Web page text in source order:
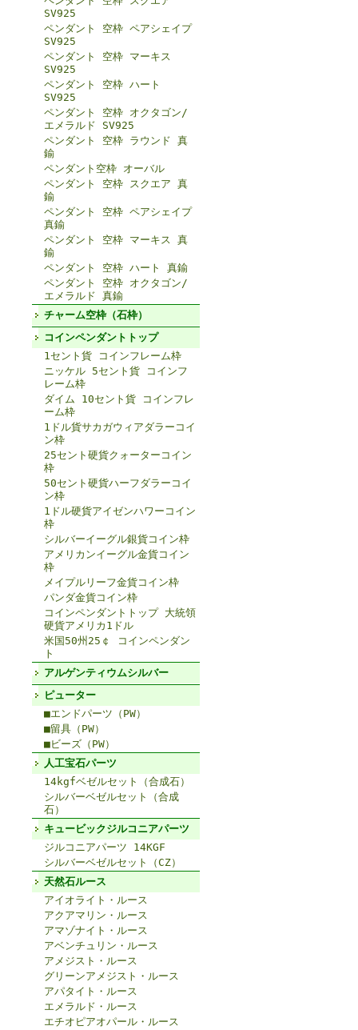
SV925
ペンダント 空枠 ペアシェイプ
SV925
ペンダント 空枠 マーキス
SV925
ペンダント 空枠 ハート
SV925
ペンダント 空枠 オクタゴン/
エメラルド SV925
ペンダント 空枠 ラウンド 真
鍮
ペンダント空枠 オーバル
ペンダント 空枠 スクエア 真
鍮
ペンダント 空枠 ペアシェイプ
真鍮
ペンダント 空枠 マーキス 真
鍮
ペンダント 空枠 ハート 真鍮
ペンダント 空枠 オクタゴン/
エメラルド 真鍮
チャーム空枠（石枠）
コインペンダントトップ
1セント貨 コインフレーム枠
ニッケル 5セント貨 コインフ
レーム枠
ダイム 10セント貨 コインフレ
ーム枠
1ドル貨サカガウィアダラーコイ
ン枠
25セント硬貨クォーターコイン
枠
50セント硬貨ハーフダラーコイ
ン枠
1ドル硬貨アイゼンハワーコイン
枠
シルバーイーグル銀貨コイン枠
アメリカンイーグル金貨コイン
枠
メイプルリーフ金貨コイン枠
パンダ金貨コイン枠
コインペンダントトップ 大統領
硬貨アメリカ1ドル
米国50州25￠ コインペンダン
ト
アルゲンティウムシルバー
ピューター
■エンドパーツ（PW）
■留具（PW）
■ビーズ（PW）
人工宝石パーツ
14kgfベゼルセット（合成石）
シルバーベゼルセット（合成
石）
キュービックジルコニアパーツ
ジルコニアパーツ 14KGF
シルバーベゼルセット（CZ）
天然石ルース
アイオライト・ルース
アクアマリン・ルース
アマゾナイト・ルース
アベンチュリン・ルース
アメジスト・ルース
グリーンアメジスト・ルース
アパタイト・ルース
エメラルド・ルース
エチオピアオパール・ルース